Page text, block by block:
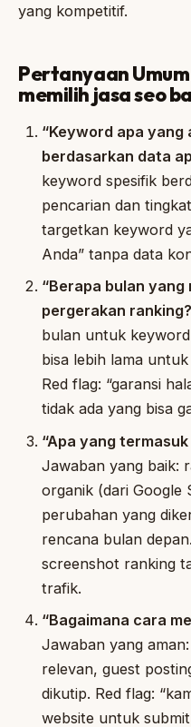
yang kompetitif.
Pertanyaan
memilih jasa seo
“Keyword apa
berdasarkan data
keyword spesifik
pencarian dan
targetkan keyword
Anda” tanpa data
“Berapa bulan
pergerakan
bulan untuk
bisa lebih lama
Red flag: “garansi
tidak ada yang bisa
“Apa yang
Jawaban yang baik:
organik (dari Google
perubahan yang
rencana bulan
screenshot ranking
trafik.
“Bagaimana cara
Jawaban yang
relevan, guest
dikutip. Red flag:
website untuk